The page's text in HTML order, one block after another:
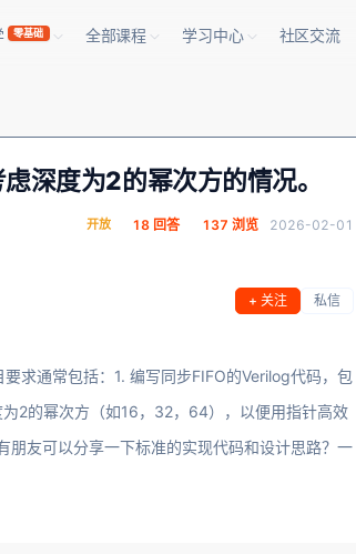
零基础 全部课程 学习中心 社区交流
深度为2的幂次方的情况。
开放 18 回答 137 浏览 2026-02-01
+ 关注 私信
求通常包括：1. 编写同步FIFO的Verilog代码，包
2的幂次方（如16，32，64），以便用指针高效
朋友可以分享一下标准的实现代码和设计思路？一